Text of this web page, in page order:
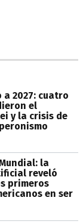
a 2027: cuatro
el
y la crisis de
la
reveló
primeros
en ser